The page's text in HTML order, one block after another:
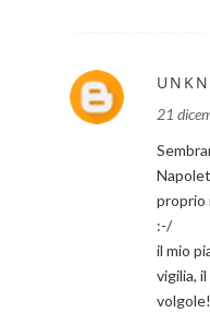
21
proprio
:-/
il mio
vigilia,